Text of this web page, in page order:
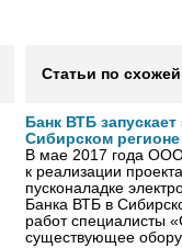
Статьи по
Банк ВТБ
Сибирском регионе
В мае 2017 года
к реализации
пусконаладке
Банка ВТБ в
работ специалисты
существующее